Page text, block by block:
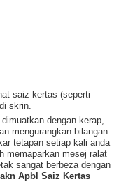
saiz kertas (seperti
skrin.
dengan kerap,
mengurangkan bilangan
tetapan setiap kali anda
memaparkan mesej ralat
sangat berbeza dengan
Apbl Saiz Kertas